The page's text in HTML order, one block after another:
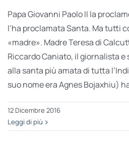
Papa Giovanni Paolo II la
l’ha proclamata Santa. Ma tutti
«madre». Madre Teresa di
Riccardo Caniato, il giornalista e
alla santa più amata di tutta
suo nome era Agnes Bojaxhiu)
12 Dicembre 2016
Leggi di più